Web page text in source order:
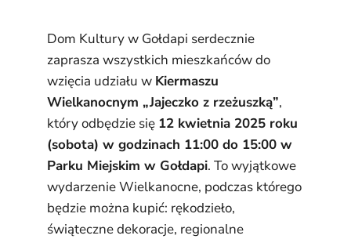
Dom Kultury w Gołdapi serdecznie
zaprasza wszystkich mieszkańców do
wzięcia udziału w Kiermaszu
Wielkanocnym „Jajeczko z rzeżuszką”,
który odbędzie się 12 kwietnia 2025 roku
(sobota) w godzinach 11:00 do 15:00 w
Parku Miejskim w Gołdapi. To wyjątkowe
wydarzenie Wielkanocne, podczas którego
będzie można kupić: rękodzieło,
świąteczne dekoracje, regionalne